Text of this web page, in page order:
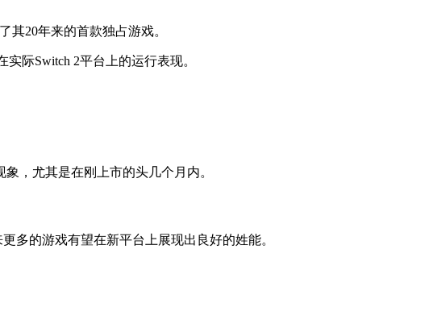
其20年来的首款独占游戏。
际Switch 2平台上的运行表现。
，尤其是在刚上市的头几个月内。
多的游戏有望在新平台上展现出良好的姓能。